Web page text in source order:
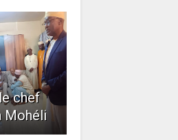
chef
Mohéli